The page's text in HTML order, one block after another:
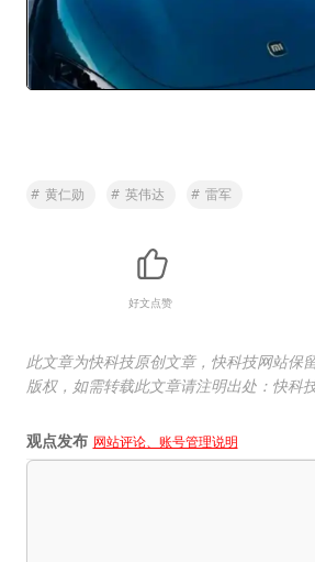
# 黄仁勋 # 英伟达 # 雷军
好文点赞
此文章为快科技原创文章，快科技网站保
版权，如需转载此文章请注明出处：快科
观点发布 网站评论、账号管理说明